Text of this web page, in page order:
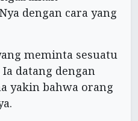
dengan cara yang
meminta sesuatu
datang dengan
yakin bahwa orang